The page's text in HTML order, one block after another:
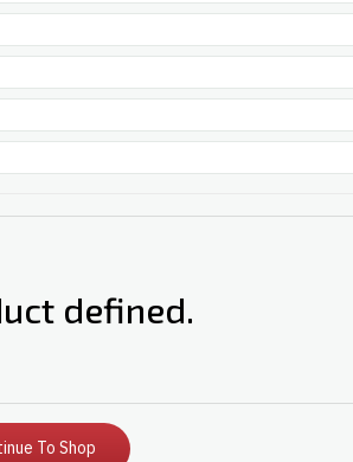
defined.
To Shop